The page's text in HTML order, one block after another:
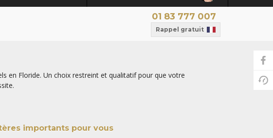
01 83 777 007
Rappel gratuit
en Floride. Un choix restreint et qualitatif pour que votre
importants pour vous